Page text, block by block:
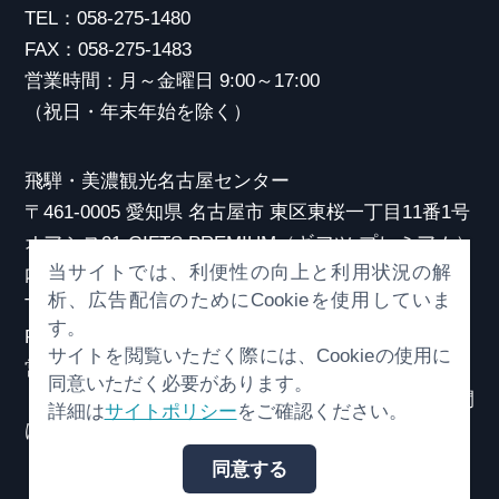
TEL：058-275-1480
FAX：058-275-1483
営業時間：月～金曜日 9:00～17:00
（祝日・年末年始を除く）
飛騨・美濃観光名古屋センター
〒461-0005 愛知県 名古屋市 東区東桜一丁目11番1号
オアシス21 GIFTS PREMIUM（ギフツ プレミアム）
内
TEL：052-253-6185
FAX：052-253-6186
営業時間：10:00～21:00
（原則、元日を除き年中無休）※観光相談対応時間
は18:30まで
© （一社）岐阜県観光連盟 All Rights Reserved.
当サイトでは、利便性の向上と利用状況の解
析、広告配信のためにCookieを使用していま
す。
サイトを閲覧いただく際には、Cookieの使用に
同意いただく必要があります。
詳細はサイトポリシーをご確認ください。
同意する